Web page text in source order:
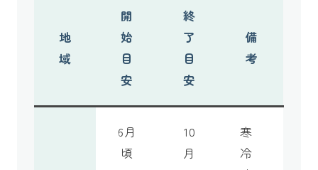
地
域
開
始
目
安
終
了
目
安
備
考
6月
頃
10
月
寒
冷